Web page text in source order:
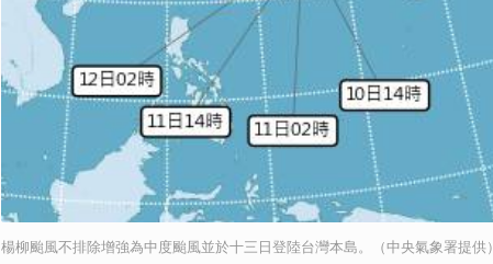
楊柳颱風不排除增強為中度颱風並於十三日登陸台灣本島。（中央氣象署提供）